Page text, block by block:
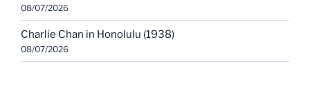
08/07/2026
Charlie Chan in Honolulu (1938)
08/07/2026